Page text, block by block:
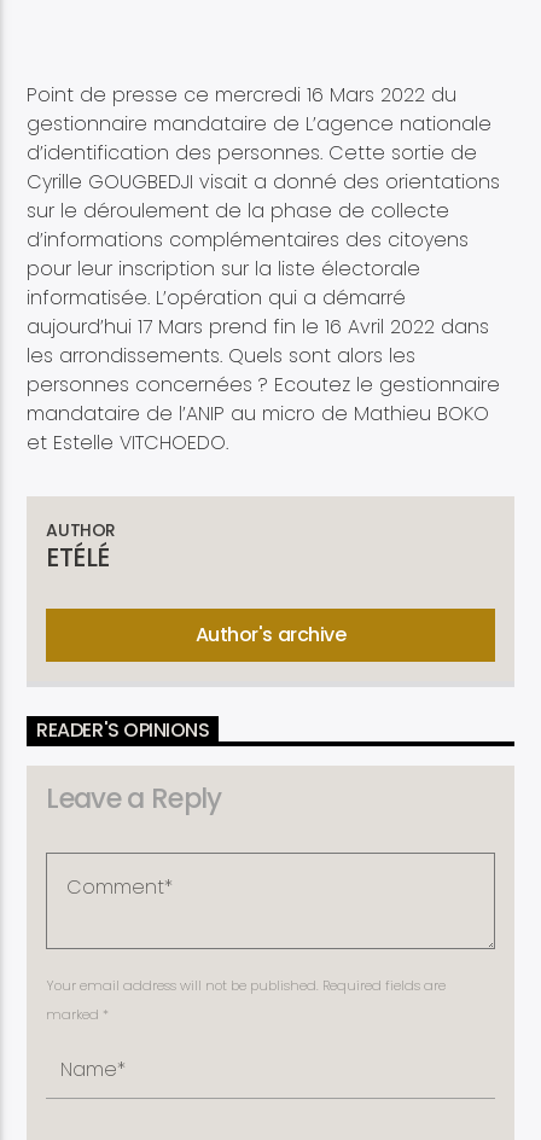
Point de presse ce mercredi 16 Mars 2022 du
gestionnaire mandataire de L’agence nationale
d’identification des personnes. Cette sortie de
Cyrille GOUGBEDJI visait a donné des orientations
sur le déroulement de la phase de collecte
d’informations complémentaires des citoyens
pour leur inscription sur la liste électorale
informatisée. L’opération qui a démarré
aujourd’hui 17 Mars prend fin le 16 Avril 2022 dans
les arrondissements. Quels sont alors les
personnes concernées ? Ecoutez le gestionnaire
mandataire de l’ANIP au micro de Mathieu BOKO
et Estelle VITCHOEDO.
AUTHOR
ETÉLÉ
Author's archive
READER'S OPINIONS
Leave a Reply
Your email address will not be published. Required fields are
marked *